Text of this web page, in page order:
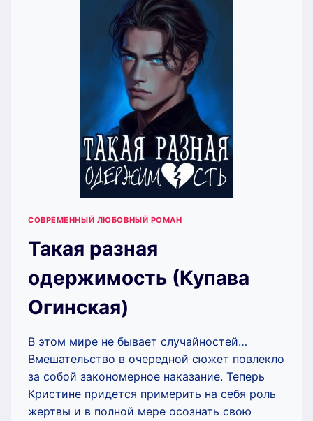
СОВРЕМЕННЫЙ ЛЮБОВНЫЙ РОМАН
Такая разная
одержимость (Купава
Огинская)
В этом мире не бывает случайностей…
Вмешательство в очередной сюжет повлекло
за собой закономерное наказание. Теперь
Кристине придется примерить на себя роль
жертвы и в полной мере осознать свою